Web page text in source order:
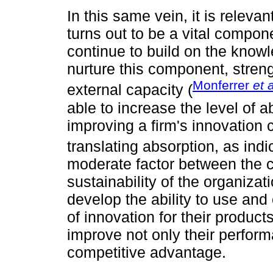
In this same vein, it is
turns out to be a vital
continue to build on the
nurture this component,
external capacity (Monferrer et
able to increase the level of
improving a firm's innovation
translating absorption, as
moderate factor between the
sustainability of the
develop the ability to use
of innovation for their
improve not only their
competitive advantage.